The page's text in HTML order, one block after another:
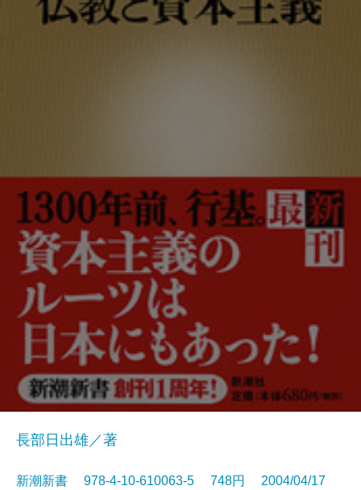
長部日出雄／著
新潮新書 978-4-10-610063-5 748円 2004/04/17